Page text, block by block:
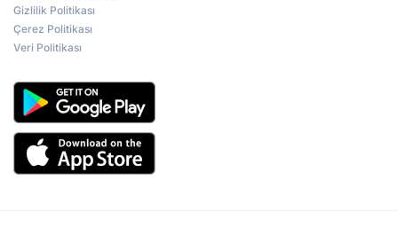
Gizlilik Politikası
Çerez Politikası
Veri Politikası